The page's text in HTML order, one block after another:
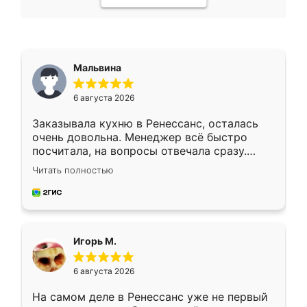
Мальвина
6 августа 2026
Заказывала кухню в Ренессанс, осталась
очень довольна. Менеджер всё быстро
посчитала, на вопросы отвечала сразу.
Замерщик приехал в субботу, подошёл к
делу со всей ответственностью. Собрали
за день, ребята работали аккуратно, даже
Читать полностью
Игорь М.
6 августа 2026
На самом деле в Ренессанс уже не первый